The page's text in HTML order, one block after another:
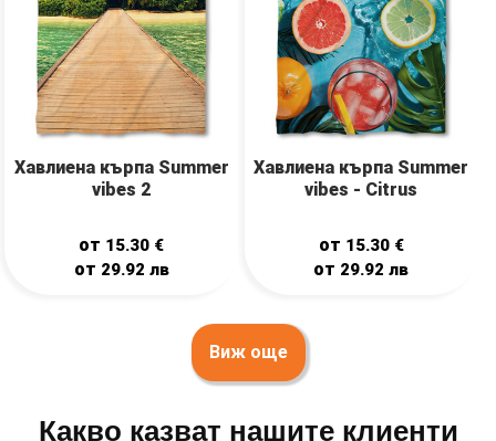
Хавлиена кърпа Summer
vibes 2
от 15.30 €
от 29.92 лв
Хавлиена кърпа Summer
vibes - Citrus
от 15.30 €
от 29.92лв
Виж още
Какво казват нашите клиенти